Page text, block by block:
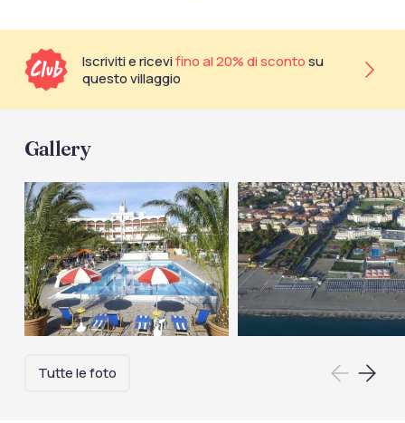
Iscriviti e ricevifino al 20% di scontosu
questo villaggio
Gallery
Tutte le foto